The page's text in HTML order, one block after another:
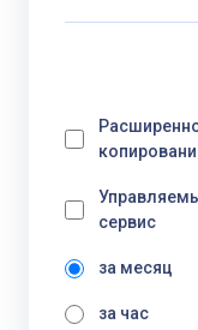
сервис
за месяц
за час